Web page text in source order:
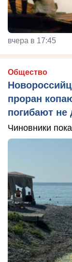
вчера в 17:45
Общество
проран
погибают
Чиновники